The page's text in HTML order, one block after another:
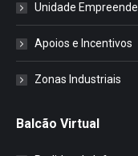
Unidade Empreende
Apoios e Incentivos
Zonas Industriais
Balcão Virtual